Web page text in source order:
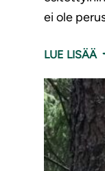
ei ole
LUE LISÄÄ